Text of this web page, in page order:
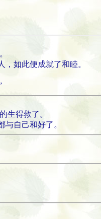
如此便成就了和睦。
生得救了。
自己和好了。